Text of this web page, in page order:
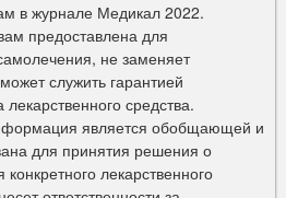
в журнале Медикал 2022.
предоставлена для
не заменяет
служить гарантией
средства.
является обобщающей и
для принятия решения о
лекарственного